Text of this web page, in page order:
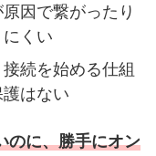
因で繋がったり
くい
接続を始める仕組
はない
のに、勝手にオン